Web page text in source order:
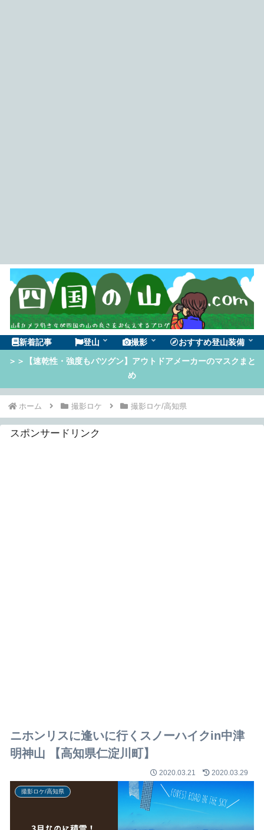
新着記事 登山 撮影 おすすめ登山装備
＞＞【速乾性・強度もバツグン】アウトドアメーカーのマスクまと
め
ホーム 撮影ロケ 撮影ロケ/高知県
スポンサードリンク
ニホンリスに逢いに行くスノーハイクin中津
明神山 【高知県仁淀川町】
2020.03.21 2020.03.29
撮影ロケ/高知県